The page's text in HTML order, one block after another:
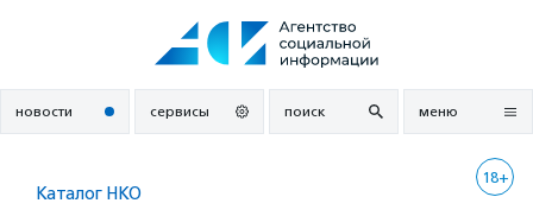
новости сервисы поиск меню
18+
Каталог НКО